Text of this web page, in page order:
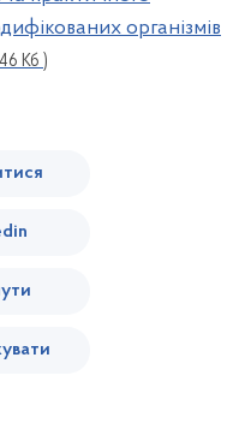
організмів
Кб )